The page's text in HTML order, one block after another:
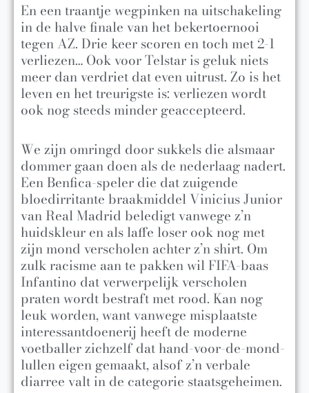
En een traantje wegpinken na uitschakeling
in de halve finale van het bekertoernooi
tegen AZ. Drie keer scoren en toch met 2-1
verliezen… Ook voor Telstar is geluk niets
meer dan verdriet dat even uitrust. Zo is het
leven en het treurigste is: verliezen wordt
ook nog steeds minder geaccepteerd.
We zijn omringd door sukkels die alsmaar
dommer gaan doen als de nederlaag nadert.
Een Benfica-speler die dat zuigende
bloedirritante braakmiddel Vinicius Junior
van Real Madrid beledigt vanwege z’n
huidskleur en als laffe loser ook nog met
zijn mond verscholen achter z’n shirt. Om
zulk racisme aan te pakken wil FIFA-baas
Infantino dat verwerpelijk verscholen
praten wordt bestraft met rood. Kan nog
leuk worden, want vanwege misplaatste
interessantdoenerij heeft de moderne
voetballer zichzelf dat hand-voor-de-mond-
lullen eigen gemaakt, alsof z’n verbale
diarree valt in de categorie staatsgeheimen.